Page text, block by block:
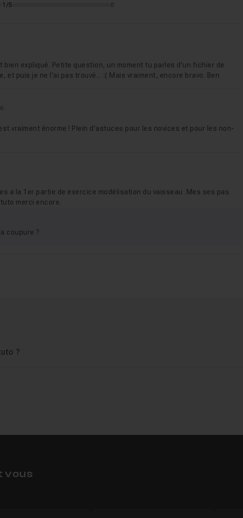
1/5
0
bien expliqué. Petite question, un moment tu parles d'un fichier de
puis je ne l'ai pas trouvé... :( Mais vraiment, encore bravo. Ben
vraiment énorme ! Plein d'astuces pour les novices et pour les non-
a la 1er partie de exercice modélisation du vaisseau .Mes ses pas
merci encore.
coupure ?
?
vous